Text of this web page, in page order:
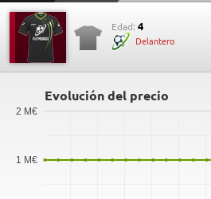
Edad: 4
Delantero
Evolución del precio
1 M€
2 M€